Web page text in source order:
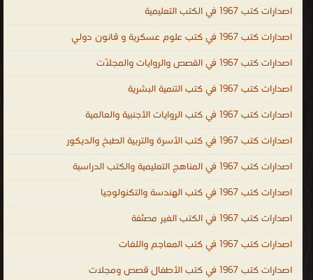
الكتب ، اكبر مكتبة كتب PDF ، كتب الشبكات ، كتب الانترنت ، كتب
حاسوبية عامة ، كتب تقنية الكترونية ، اشهر الكتب التقنية ، المكتبة
التقنية الالكترونية ، كتب تقنية مترجمة ، كتب تقنية عالمية ، كتب تقنية
اجنبية ، كتب تقنية بالانجليزية ، كتب تقنية بالفرنسية ، كتب تقنية
بالروسية ، كتب تقنية بالالمانية ، كتب تقنية لغات ، technical books ،
online shopping ، free technical books online to download ،
technical books online free ، demille technical books ، technical
المعلومات
اصدارات كتب 1967 في الكتب التعليمية
اصدارات كتب 1967 في كتب علوم عسكرية و قانون دولي
اصدارات كتب 1967 في القصص والروايات والمجلّات
اصدارات كتب 1967 في كتب التنمية البشرية
اصدارات كتب 1967 في كتب الروايات الأجنبية والعالمية
اصدارات كتب 1967 في كتب الأسرة والتربية الطبخ والديكور
اصدارات كتب 1967 في المناهج التعليمية والكتب الدراسية
اصدارات كتب 1967 في كتب الهندسة والتكنولوجيا
اصدارات كتب 1967 في الكتب الغير مصنّفة
اصدارات كتب 1967 في كتب المعاجم واللغات
اصدارات كتب 1967 في كتب الأطفال قصص ومجلات